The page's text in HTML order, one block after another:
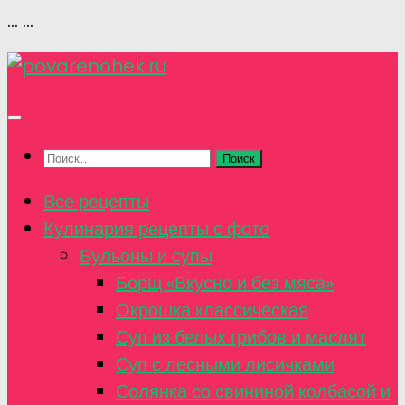
... ...
Перейти
содержимому
Найти:
Все рецепты
Кулинария рецепты с фото
Бульоны и супы
Борщ «Вкусно и без мяса»
Окрошка классическая
Суп из белых грибов и маслят
Суп с лесными лисичками
Солянка со свининой колбасой и